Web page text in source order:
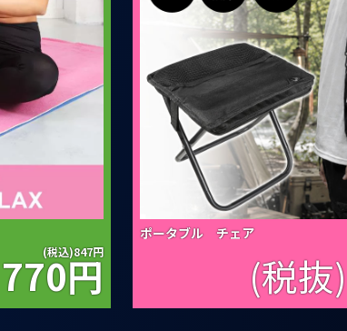
(税込)847円
770円
ポータブル チェア
(税抜)